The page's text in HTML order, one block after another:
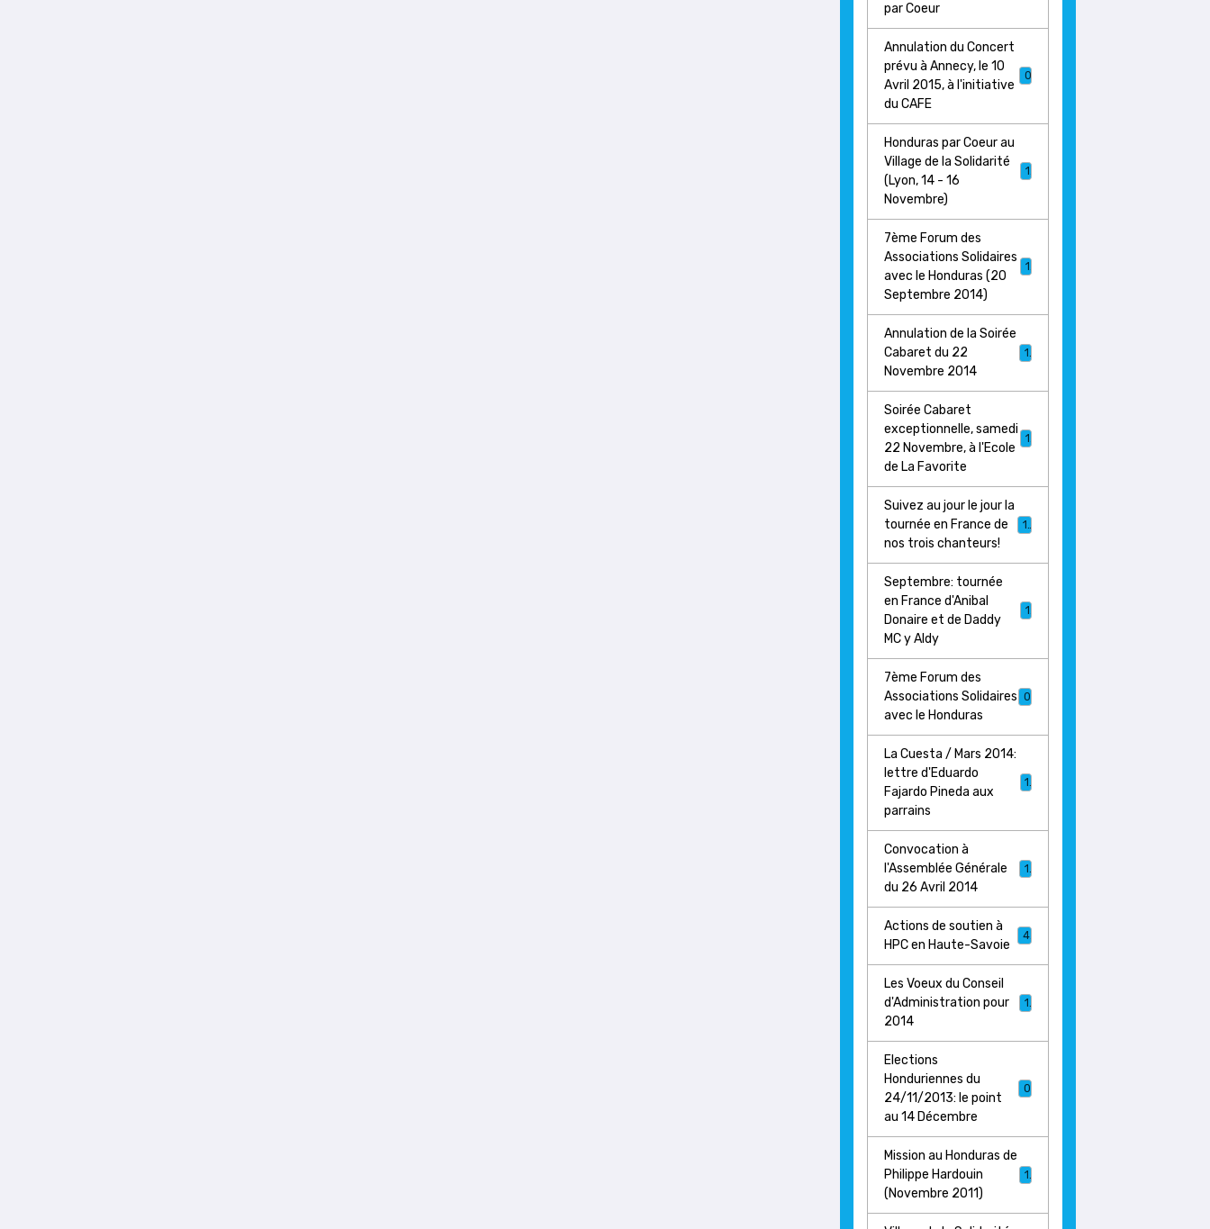
par Coeur
Annulation du Concert
prévu à Annecy, le 10
Avril 2015, à l'initiative
du CAFE
Honduras par Coeur au
Village de la Solidarité
(Lyon, 14 - 16
Novembre)
1
7ème Forum des
Associations Solidaires
avec le Honduras (20
Septembre 2014)
1
Annulation de la Soirée
Cabaret du 22
Novembre 2014
Soirée Cabaret
exceptionnelle, samedi
22 Novembre, à l'Ecole
de La Favorite
1
Suivez au jour le jour la
tournée en France de
nos trois chanteurs!
Septembre: tournée
en France d'Anibal
Donaire et de Daddy
MC y Aldy
1
7ème Forum des
Associations Solidaires
avec le Honduras
La Cuesta / Mars 2014:
lettre d'Eduardo
Fajardo Pineda aux
parrains
1
Convocation à
l'Assemblée Générale
du 26 Avril 2014
Actions de soutien à
HPC en Haute-Savoie
4
Les Voeux du Conseil
d'Administration pour
2014
Elections
Honduriennes du
24/11/2013: le point
au 14 Décembre
Mission au Honduras de
Philippe Hardouin
(Novembre 2011)